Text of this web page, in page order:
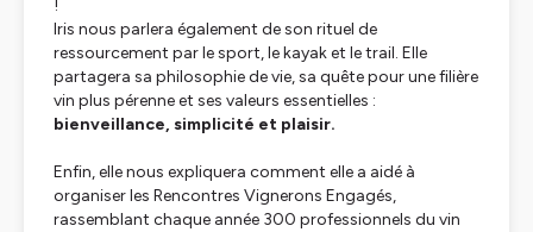
!
Iris nous parlera également de son rituel de
ressourcement par le sport, le kayak et le trail. Elle
partagera sa philosophie de vie, sa quête pour une filière
vin plus pérenne et ses valeurs essentielles :
bienveillance, simplicité et plaisir.
Enfin, elle nous expliquera comment elle a aidé à
organiser les Rencontres Vignerons Engagés,
rassemblant chaque année 300 professionnels du vin